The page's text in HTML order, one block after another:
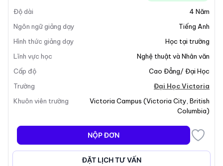
Độ dài 4 Năm
Ngôn ngữ giảng dạy
Tiếng Anh
Hình thức giảng dạy
Học tại trường
Lĩnh vực học
Nghệ thuật và Nhân văn
Cấp độ
Cao Đẳng/ Đại Học
Trường
Đại Học Victoria
Khuôn viên trường
Victoria Campus (Victoria City British
Columbia)
NỘP ĐƠN
ĐẶT LỊCH TƯ VẤN